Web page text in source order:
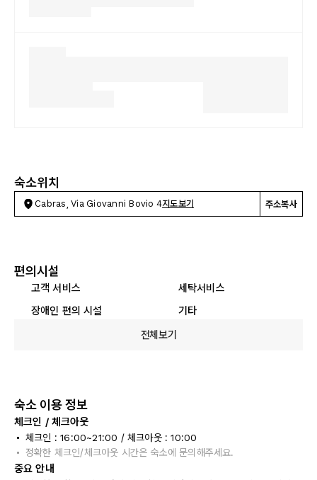
숙소위치
Cabras, Via Giovanni Bovio 4지도보기 주소복사
편의시설
고객 서비스
세탁서비스
장애인 편의 시설
기타
전체보기
숙소 이용 정보
체크인 / 체크아웃
체크인 : 16:00~21:00 / 체크아웃 : 10:00
정확한 체크인/체크아웃 시간은 숙소에 문의해주세요.
중요 안내